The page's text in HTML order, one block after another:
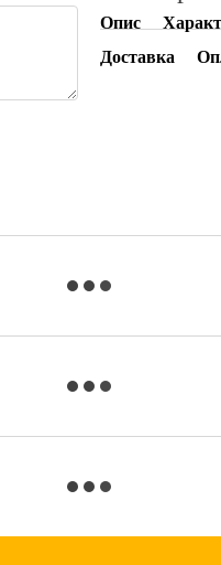
Опис
Доставка